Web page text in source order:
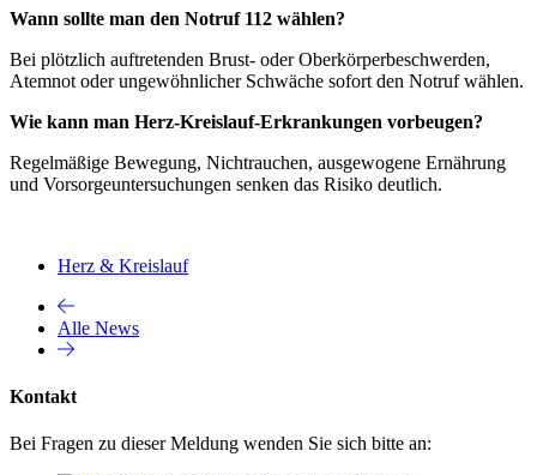
Wann sollte man den Notruf 112 wählen?
Bei plötzlich auftretenden Brust‑ oder Oberkörperbeschwerden,
Atemnot oder ungewöhnlicher Schwäche sofort den Notruf wählen.
Wie kann man Herz‑Kreislauf‑Erkrankungen vorbeugen?
Regelmäßige Bewegung, Nichtrauchen, ausgewogene Ernährung
und Vorsorgeuntersuchungen senken das Risiko deutlich.
Herz & Kreislauf
Alle News
Kontakt
Bei Fragen zu dieser Meldung wenden Sie sich bitte an: